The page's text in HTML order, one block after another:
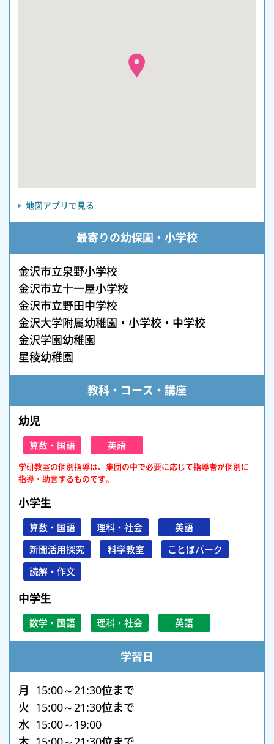
地図アプリで見る
最寄りの幼保園・小学校
金沢市立泉野小学校
金沢市立十一屋小学校
金沢市立野田中学校
金沢大学附属幼稚園・小学校・中学校
金沢学園幼稚園
星稜幼稚園
教科・コース・講座
幼児
算数・国語 英語
学研教室の個別指導は、集団の中で必要に応じて指導者が個別に
指導・助言するものです。
小学生
算数・国語 理科・社会
英語
新聞活用探究
科学教室
ことばパーク
読解・作文
中学生
数学・国語 理科・社会 英語
学習日
月 15:00～21:30位まで
火 15:00～21:30位まで
水 15:00～19:00